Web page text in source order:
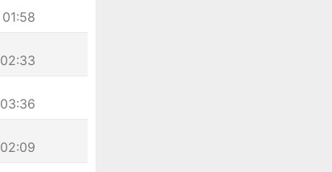
01:58
02:33
03:36
02:09